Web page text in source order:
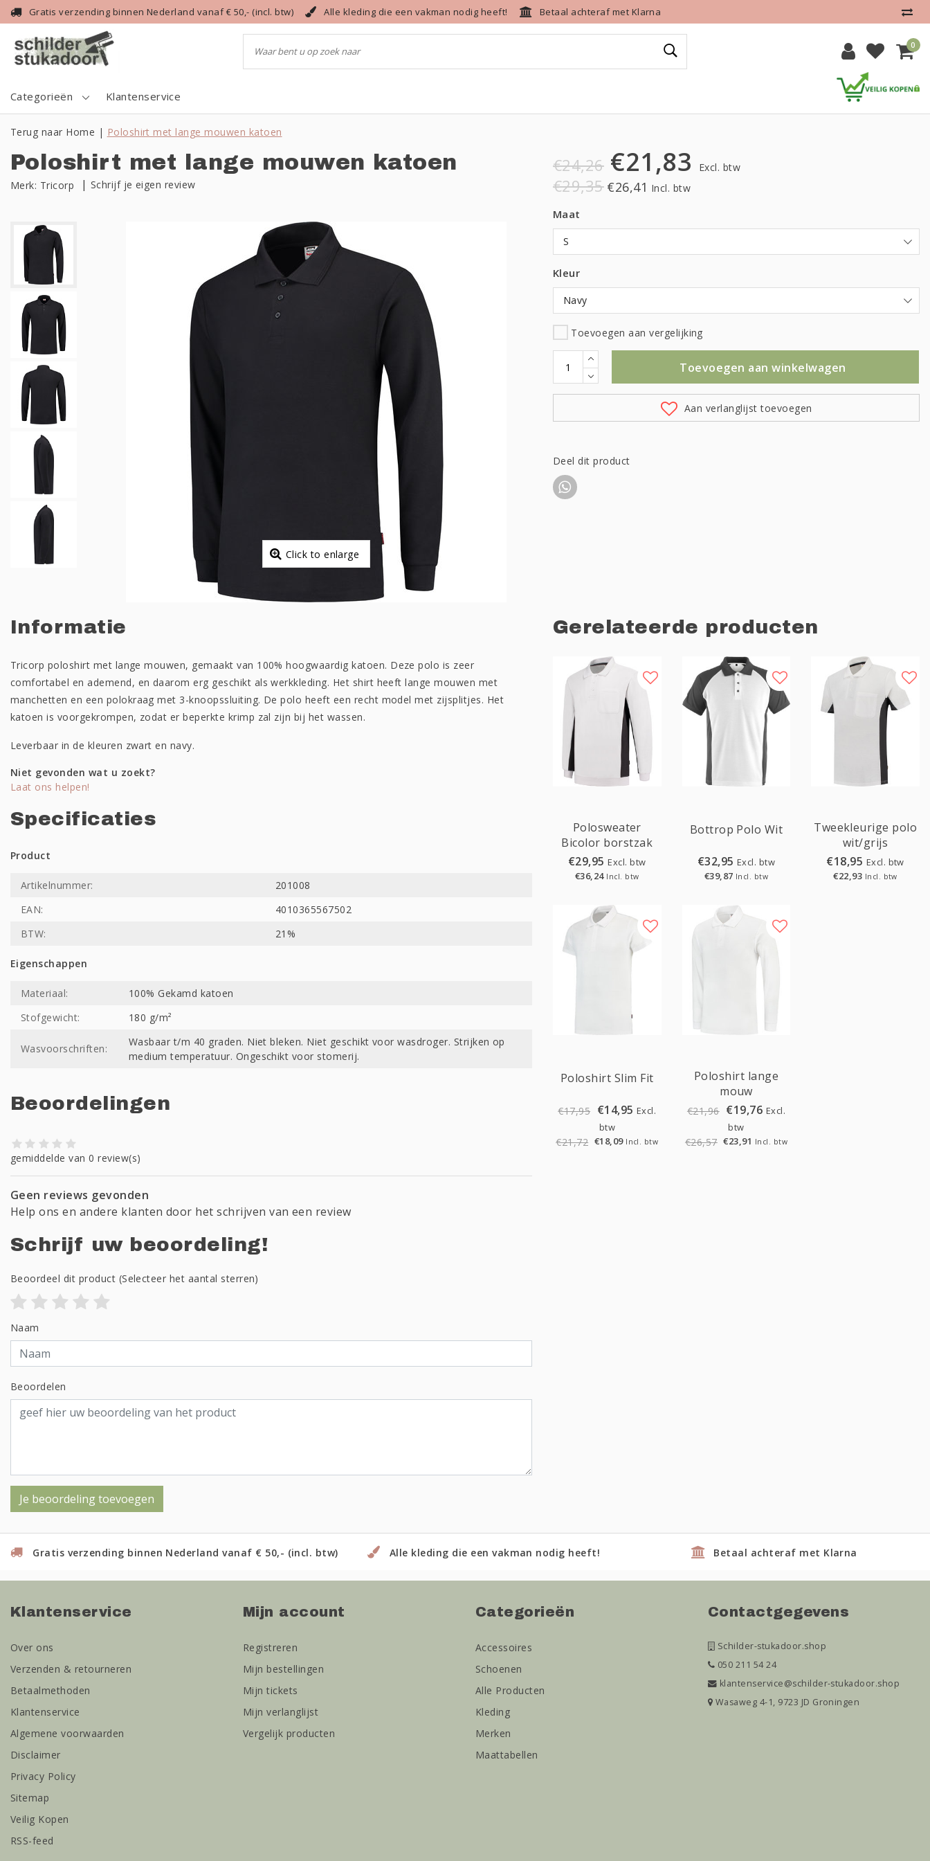
Gratis verzending binnen Nederland vanaf € 50,- (incl. btw) Alle kleding die een vakman nodig heeft! Betaal achteraf met Klarna
0
Categorieën Klantenservice
Terug naar Home | Poloshirt met lange mouwen katoen
Poloshirt met lange mouwen katoen
Merk: Tricorp | Schrijf je eigen review
Click to enlarge
€24,26 €21,83 Excl. btw
€29,35 €26,41 Incl. btw
Maat
S
Kleur
Navy
Toevoegen aan vergelijking
Toevoegen aan winkelwagen
Aan verlanglijst toevoegen
Deel dit product
Informatie
Tricorp poloshirt met lange mouwen, gemaakt van 100% hoogwaardig katoen. Deze polo is zeer
comfortabel en ademend, en daarom erg geschikt als werkkleding. Het shirt heeft lange mouwen met
manchetten en een polokraag met 3-knoopssluiting. De polo heeft een recht model met zijsplitjes. Het
katoen is voorgekrompen, zodat er beperkte krimp zal zijn bij het wassen.
Leverbaar in de kleuren zwart en navy.
Niet gevonden wat u zoekt?
Laat ons helpen!
Specificaties
Product
Artikelnummer:
201008
EAN:
4010365567502
BTW:
21%
Eigenschappen
Materiaal:
100% Gekamd katoen
Stofgewicht:
180 g/m²
Wasvoorschriften:
Wasbaar t/m 40 graden. Niet bleken. Niet geschikt voor wasdroger. Strijken op
medium temperatuur. Ongeschikt voor stomerij.
Beoordelingen
gemiddelde van 0 review(s)
Geen reviews gevonden
Help ons en andere klanten door het schrijven van een review
Schrijf uw beoordeling!
Beoordeel dit product (Selecteer het aantal sterren)
Naam
Beoordelen
Je beoordeling toevoegen
Gerelateerde producten
Polosweater
Bicolor borstzak
€29,95 Excl. btw
€36,24 Incl. btw
Bottrop Polo Wit
€32,95 Excl. btw
€39,87 Incl. btw
Tweekleurige polo
wit/grijs
€18,95 Excl. btw
€22,93 Incl. btw
Poloshirt Slim Fit
€17,95 €14,95 Excl.
btw
€21,72 €18,09 Incl. btw
Poloshirt lange
mouw
€21,96 €19,76 Excl.
btw
€26,57 €23,91 Incl. btw
Gratis verzending binnen Nederland vanaf € 50,- (incl. btw) Alle kleding die een vakman nodig heeft! Betaal achteraf met Klarna
Klantenservice
Over ons
Verzenden & retourneren
Betaalmethoden
Klantenservice
Algemene voorwaarden
Disclaimer
Privacy Policy
Sitemap
Veilig Kopen
RSS-feed
Mijn account
Registreren
Mijn bestellingen
Mijn tickets
Mijn verlanglijst
Vergelijk producten
Categorieën
Accessoires
Schoenen
Alle Producten
Kleding
Merken
Maattabellen
Contactgegevens
Schilder-stukadoor.shop
050 211 54 24
klantenservice@schilder-stukadoor.shop
Wasaweg 4-1, 9723 JD Groningen